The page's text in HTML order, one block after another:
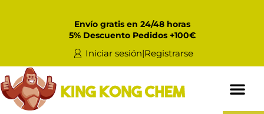
Envío gratis en 24/48 horas
5% Descuento Pedidos +100€
Iniciar sesión|Registrarse